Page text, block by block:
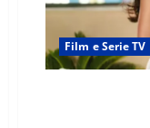
Film e Serie TV